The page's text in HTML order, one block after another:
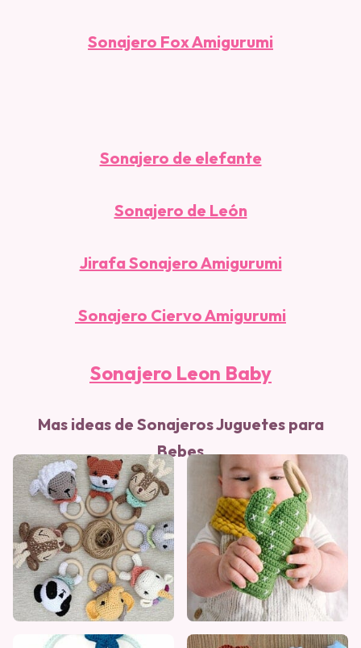
Sonajero Fox Amigurumi
Sonajero de elefante
Sonajero de León
Jirafa Sonajero Amigurumi
Sonajero Ciervo Amigurumi
Sonajero Leon Baby
Mas ideas de Sonajeros Juguetes para
Bebes